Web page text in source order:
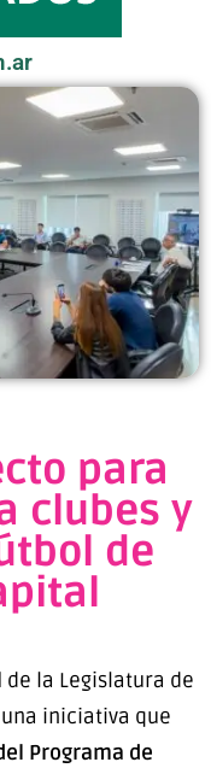
para
clubes y
de
de la Legislatura de
iniciativa que
Programa de